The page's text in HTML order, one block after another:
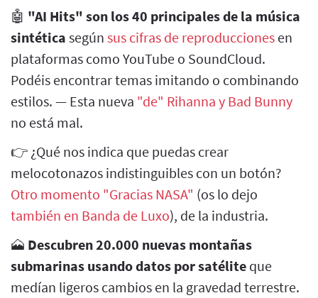
🤖 "AI Hits" son los 40 principales de la música
sintética según sus cifras de reproducciones en
plataformas como YouTube o SoundCloud.
Podéis encontrar temas imitando o combinando
estilos. — Esta nueva "de" Rihanna y Bad Bunny
no está mal.
👉 ¿Qué nos indica que puedas crear
melocotonazos indistinguibles con un botón?
Otro momento "Gracias NASA" (os lo dejo
también en Banda de Luxo), de la industria.
🗻 Descubren 20.000 nuevas montañas
submarinas usando datos por satélite que
medían ligeros cambios en la gravedad terrestre.